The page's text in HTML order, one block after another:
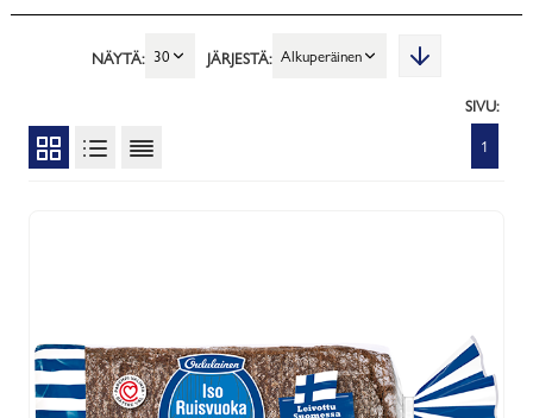
NÄYTÄ: 30 JÄRJESTÄ: Alkuperäinen
SIVU:
1